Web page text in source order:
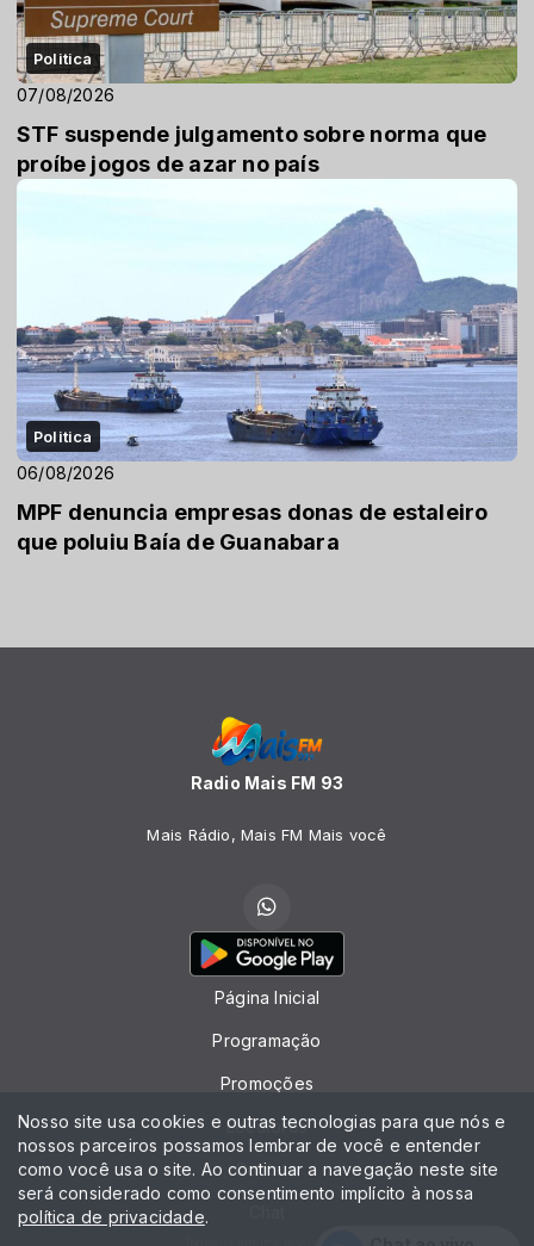
Politica
07/08/2026
STF suspende julgamento sobre norma que
proíbe jogos de azar no país
Politica
06/08/2026
MPF denuncia empresas donas de estaleiro
que poluiu Baía de Guanabara
Radio Mais FM 93
Mais Rádio, Mais FM Mais você
Página Inicial
Programação
Promoções
Locutores
Contato
Nosso site usa cookies e outras tecnologias para que nós e
nossos parceiros possamos lembrar de você e entender
como você usa o site. Ao continuar a navegação neste site
será considerado como consentimento implícito à nossa
política de privacidade.